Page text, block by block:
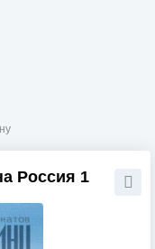
Россия 1